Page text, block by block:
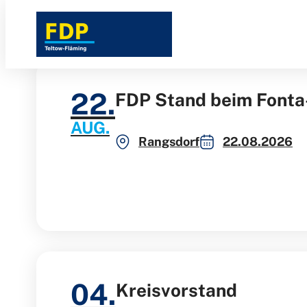
Direkt
22.
AUG.
FDP Stand beim
Rangsdorf 22.08.2026
04.Kreisvorstand